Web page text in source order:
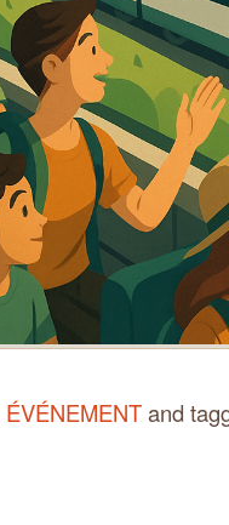
ÉVÉNEMENTand